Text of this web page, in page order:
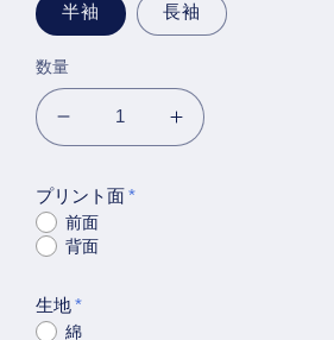
半袖 長袖
数量
ミ
コ
ン
ゲ
フ
プリント面
前面
背面
生地
綿